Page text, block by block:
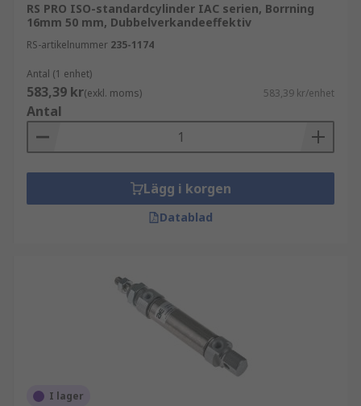
RS PRO ISO-standardcylinder IAC serien, Borrning
16mm 50 mm, Dubbelverkandeeffektiv
RS-artikelnummer 235-1174
Antal (1 enhet)
583,39 kr(exkl. moms) 583,39 kr/enhet
Antal
Lägg i korgen
Datablad
I lager